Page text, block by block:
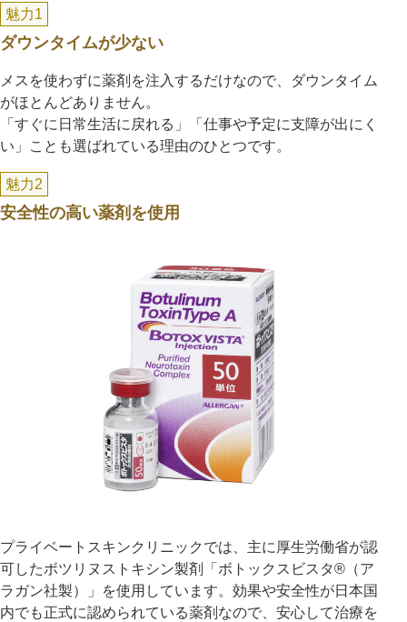
魅力1
ダウンタイムが少ない
メスを使わずに薬剤を注入するだけなので、ダウンタイム
がほとんどありません。
「すぐに日常生活に戻れる」「仕事や予定に支障が出にく
い」ことも選ばれている理由のひとつです。
魅力2
安全性の高い薬剤を使用
プライベートスキンクリニックでは、主に厚生労働省が認
可したボツリヌストキシン製剤「ボトックスビスタ®（ア
ラガン社製）」を使用しています。効果や安全性が日本国
内でも正式に認められている薬剤なので、安心して治療を